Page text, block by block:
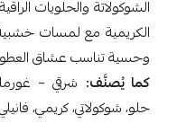
الشوكولاتة والحلويات
الكريمية مع لمسات
وحسية تناسب عشاق العطور
كما يُصنَّف:
حلو، شوكولاتي، كريمي،